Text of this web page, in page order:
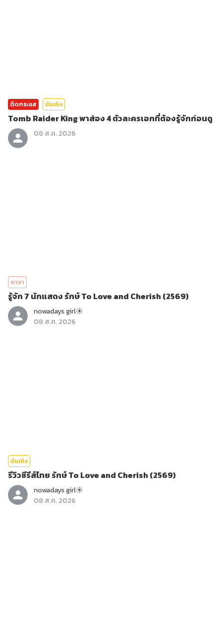
ติดกระแส บันเทิง
Tomb Raider King พาส่อง 4 ตัวละครเอกที่ต้องรู้จักก่อนดู
08 ส.ค. 2026
ดารา
รู้จัก 7 นักแสดง รักษ์ To Love and Cherish (2569)
nowadays girl☀︎︎
08 ส.ค. 2026
บันเทิง
รีวิวซีรีส์ไทย รักษ์ To Love and Cherish (2569)
nowadays girl☀︎︎
08 ส.ค. 2026